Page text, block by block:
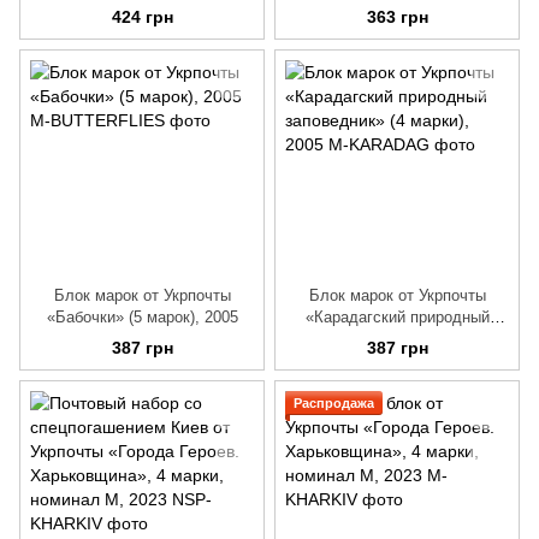
Печерской лавре» (3 марки),
22.12.2023
424 грн
Печерской лавре» (3 марки),
2023
363 грн
Блок марок от Укрпочты
«Бабочки» (5 марок), 2005
387 грн
Блок марок от Укрпочты
«Карадагский природный
заповедник» (4 марки), 2005
387 грн
Распродажа